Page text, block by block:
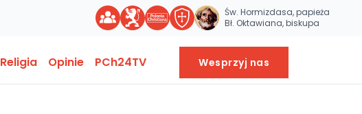
Św. Hormizdasa, papieża
Bł. Oktawiana, biskupa
Religia Opinie PCh24TV Wesprzyj nas